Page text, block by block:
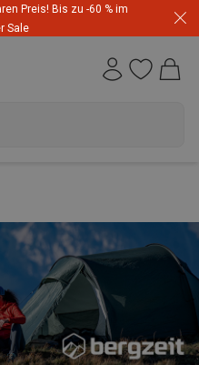
Preis! Bis zu -60 % im
Sale